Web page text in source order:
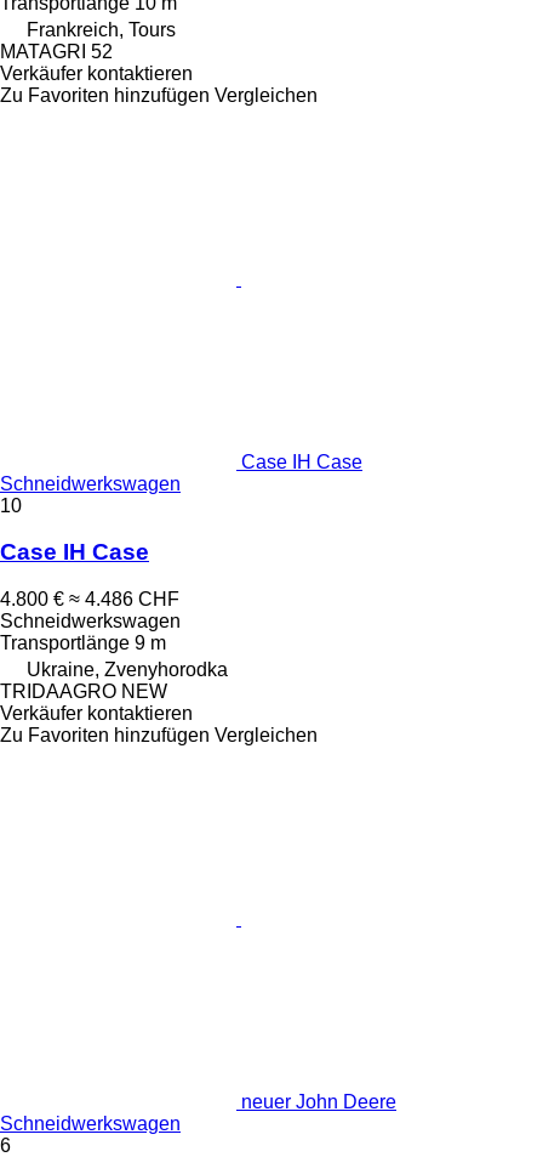
Frankreich, Tours
MATAGRI 52
Verkäufer kontaktieren
Zu Favoriten hinzufügen Vergleichen
Case IH Case
Schneidwerkswagen
10
Case IH Case
4.800 € ≈ 4.486 CHF
Schneidwerkswagen
Transportlänge 9 m
Ukraine, Zvenyhorodka
TRIDAAGRO NEW
Verkäufer kontaktieren
Zu Favoriten hinzufügen Vergleichen
neuer John Deere
Schneidwerkswagen
6